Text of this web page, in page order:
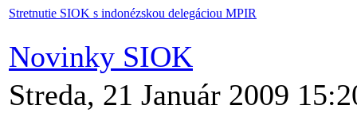
Stretnutie SIOK s indonézskou delegáciou MPIR
Novinky SIOK
Streda, 21 Január 2009